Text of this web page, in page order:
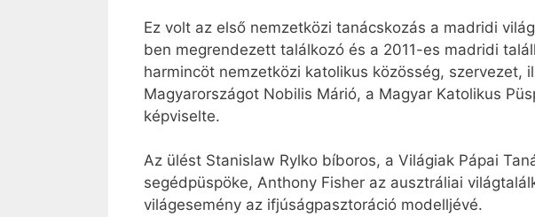
Ez volt az első nemzetközi tanácskozás a madridi
ben megrendezett találkozó és a 2011-es madridi
harmincöt nemzetközi katolikus közösség, szervezet,
Magyarországot Nobilis Márió, a Magyar Katolikus
képviselte.
Az ülést Stanislaw Rylko bíboros, a Világiak Pápai
segédpüspöke, Anthony Fisher az ausztráliai
világesemény az ifjúságpasztoráció modelljévé.